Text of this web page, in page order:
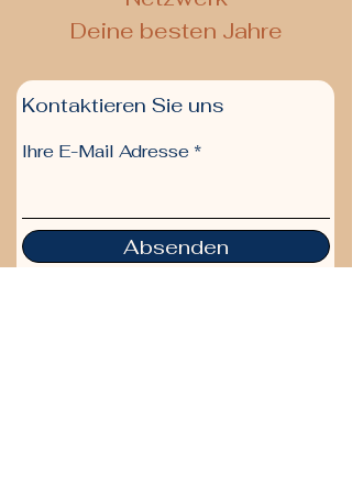
Deine besten Jahre
Kontaktieren Sie uns
Ihre E-Mail Adresse
Absenden